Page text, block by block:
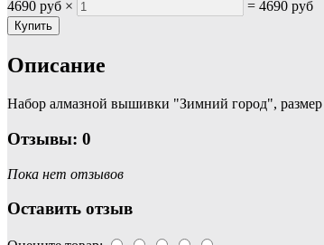
4690 руб × = 4690 руб
Описание
Набор алмазной вышивки "Зимний город", размер
Отзывы: 0
Пока нет отзывов
Оставить отзыв